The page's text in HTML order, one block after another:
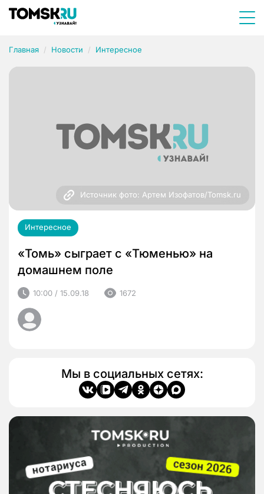
Главная Новости Интересное
Источник фото: Артем Изофатов/Tomsk.ru
Интересное
«Томь» сыграет с «Тюменью» на
домашнем поле
10:00 / 15.09.18 1672
Мы в социальных сетях: